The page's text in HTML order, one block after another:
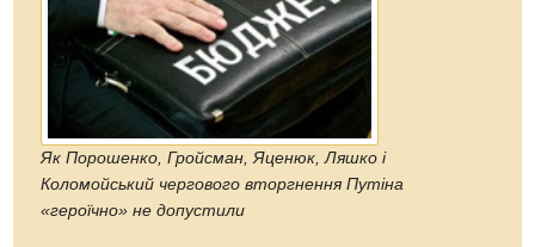
Як Порошенко, Гройсман, Яценюк, Ляшко і
Коломойський чергового вторгнення Путіна
«героїчно» не допустили